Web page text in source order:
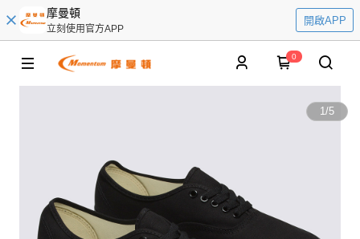
摩曼頓
立刻使用官方APP
開啟APP
0
1/5